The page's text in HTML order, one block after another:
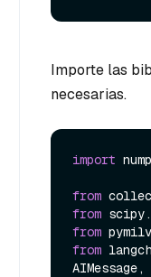
Importe las
necesarias.
import
from
from
from
from